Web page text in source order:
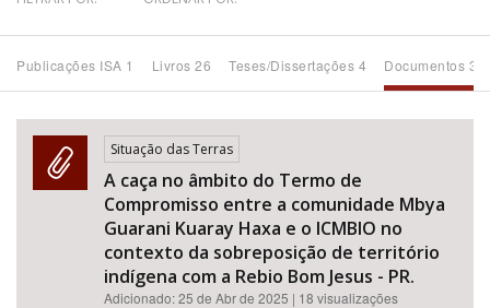
Subtema
Área de Levantamento
Área Protegida
Publicações ISA 1 Livros 26 Teses/Dissertações 4 Documentos
Situação das Terras
A caça no âmbito do Termo de
Compromisso entre a comunidade Mbya
Guarani Kuaray Haxa e o ICMBIO no
contexto da sobreposição de território
indígena com a Rebio Bom Jesus - PR.
Adicionado:25 de Abr de 2025 | 18 visualizações